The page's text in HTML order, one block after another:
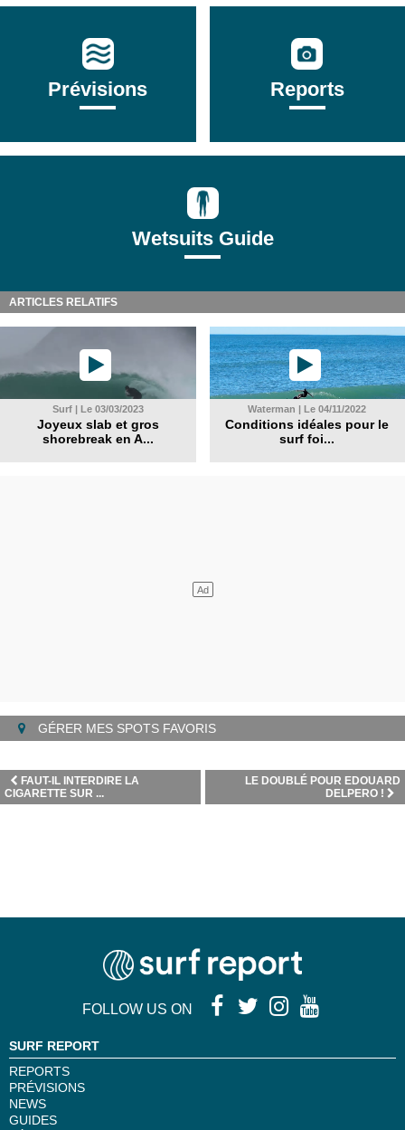
Prévisions Reports
Wetsuits Guide
ARTICLES RELATIFS
Surf | Le 03/03/2023
Joyeux slab et gros
shorebreak en A...
Waterman | Le 04/11/2022
Conditions idéales pour le
surf foi...
GÉRER MES SPOTS FAVORIS
LE DOUBLÉ POUR EDOUARD
DELPERO !
FAUT-IL INTERDIRE LA
CIGARETTE SUR ...
FOLLOW US ON
SURF REPORT
REPORTS
PRÉVISIONS
NEWS
GUIDES